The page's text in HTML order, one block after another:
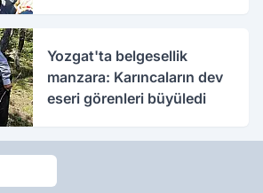
Yozgat'ta belgesellik
manzara: Karıncaların dev
eseri görenleri büyüledi